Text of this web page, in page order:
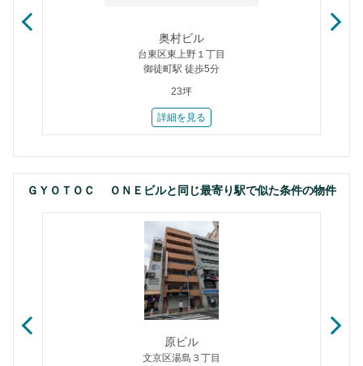
奥村ビル
台東区東上野１丁目
御徒町駅 徒歩5分
23坪
詳細を見る
ＧＹＯＴＯＣ ＯＮＥビルと同じ最寄り駅で似た条件の物件
原ビル
文京区湯島３丁目